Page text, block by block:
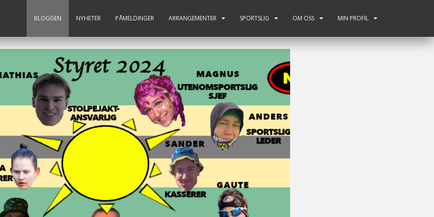
BLOGGEN NYHETER PÅMELDINGER ARRANGEMENTER SPORTSLIG OM OSS MIN PROFIL